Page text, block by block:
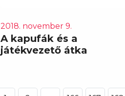
2018. november 9.
A kapufák és a
játékvezető átka